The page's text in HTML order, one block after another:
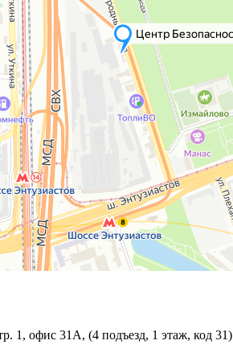
1, офис 31А, (4 подъезд, 1 этаж, код 31)